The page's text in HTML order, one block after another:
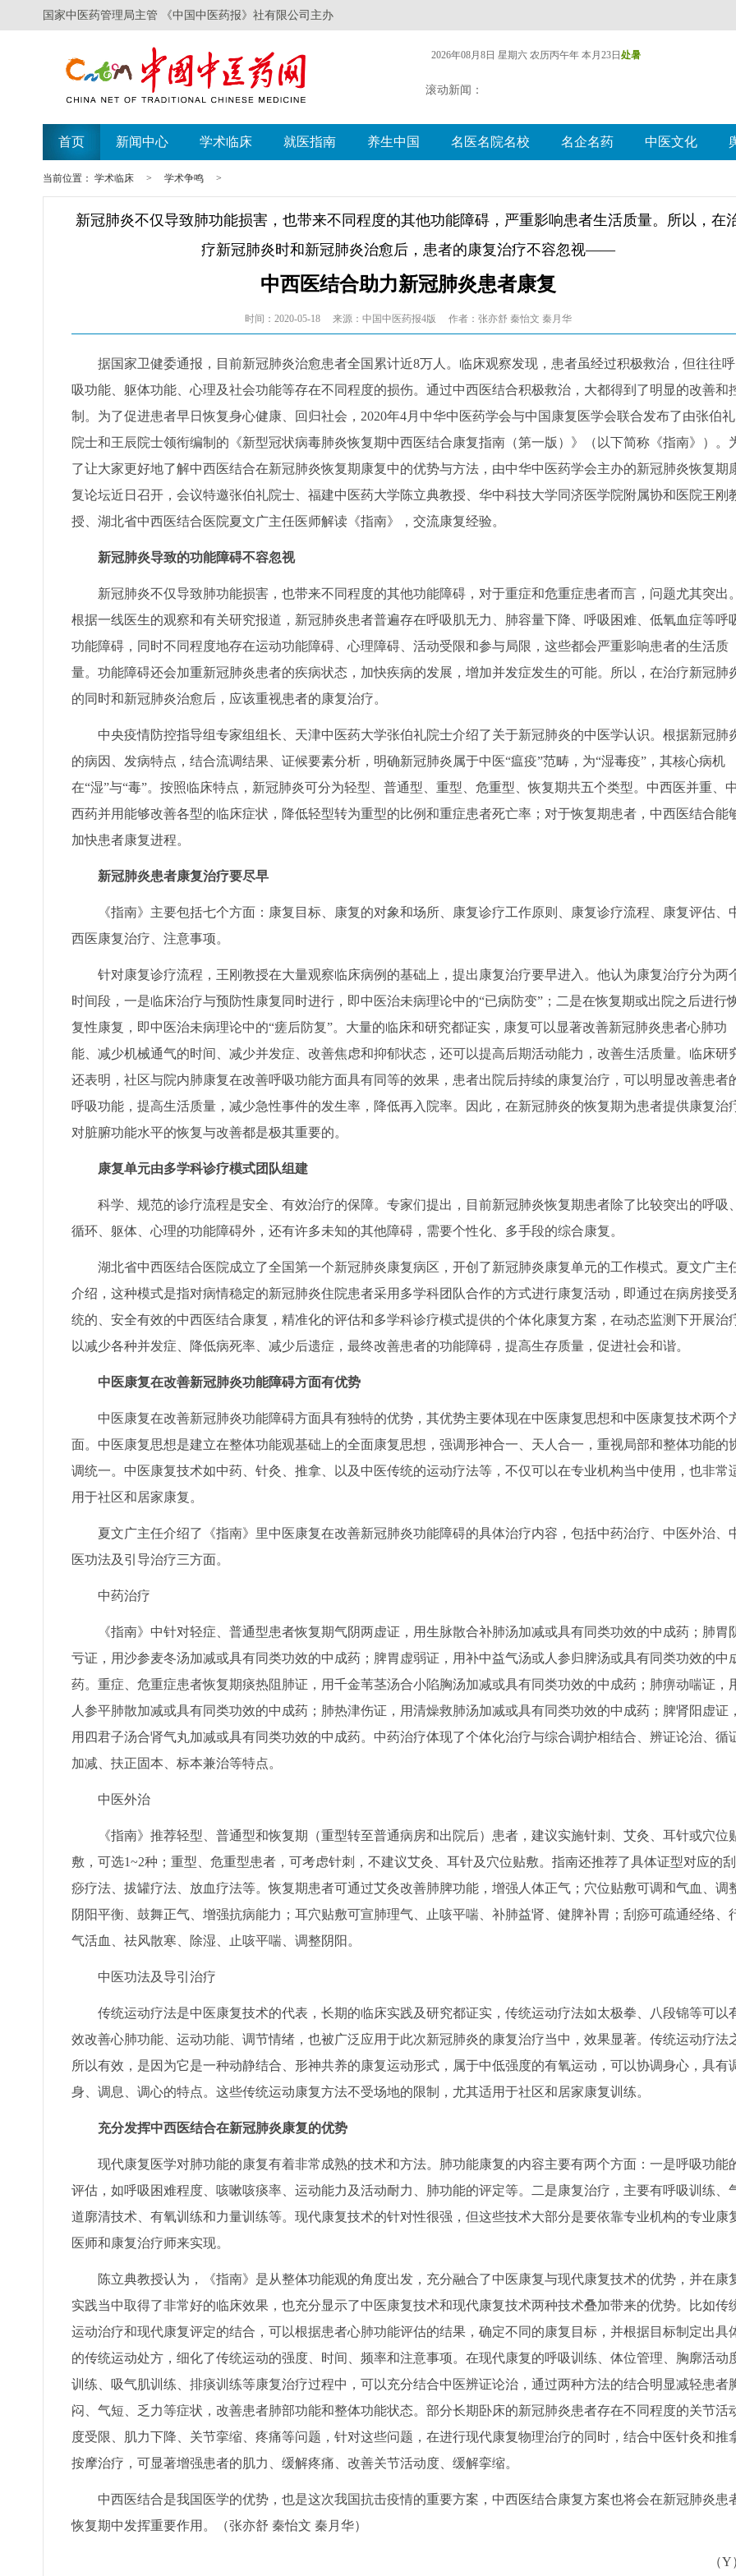
国家中医药管理局主管 《中国中医药报》社有限公司主办
2026年08月8日 星期六 农历丙午年 本月23日 处暑
滚动新闻：
首页 新闻中心 学术临床 就医指南 养生中国 名医名院名校 名企名药 中医文化
当前位置： 学术临床 > 学术争鸣 >
新冠肺炎不仅导致肺功能损害，也带来不同程度的其他功能障碍，严重影响患者生活质量。所以，在
疗新冠肺炎时和新冠肺炎治愈后，患者的康复治疗不容忽视——
中西医结合助力新冠肺炎患者康复
时间：2020-05-18 来源：中国中医药报4版 作者：张亦舒 秦怡文 秦月华
据国家卫健委通报，目前新冠肺炎治愈患者全国累计近8万人。临床观察发现，患者虽经过积极救治，但往往呼
吸功能、躯体功能、心理及社会功能等存在不同程度的损伤。通过中西医结合积极救治，大都得到了明显的改善和
制。为了促进患者早日恢复身心健康、回归社会，2020年4月中华中医药学会与中国康复医学会联合发布了由张伯礼
院士和王辰院士领衔编制的《新型冠状病毒肺炎恢复期中西医结合康复指南（第一版）》（以下简称《指南》）。
了让大家更好地了解中西医结合在新冠肺炎恢复期康复中的优势与方法，由中华中医药学会主办的新冠肺炎恢复期
复论坛近日召开，会议特邀张伯礼院士、福建中医药大学陈立典教授、华中科技大学同济医学院附属协和医院王刚
授、湖北省中西医结合医院夏文广主任医师解读《指南》，交流康复经验。
新冠肺炎导致的功能障碍不容忽视
新冠肺炎不仅导致肺功能损害，也带来不同程度的其他功能障碍，对于重症和危重症患者而言，问题尤其突出。
根据一线医生的观察和有关研究报道，新冠肺炎患者普遍存在呼吸肌无力、肺容量下降、呼吸困难、低氧血症等呼
功能障碍，同时不同程度地存在运动功能障碍、心理障碍、活动受限和参与局限，这些都会严重影响患者的生活质
量。功能障碍还会加重新冠肺炎患者的疾病状态，加快疾病的发展，增加并发症发生的可能。所以，在治疗新冠肺
的同时和新冠肺炎治愈后，应该重视患者的康复治疗。
中央疫情防控指导组专家组组长、天津中医药大学张伯礼院士介绍了关于新冠肺炎的中医学认识。根据新冠肺
的病因、发病特点，结合流调结果、证候要素分析，明确新冠肺炎属于中医“瘟疫”范畴，为“湿毒疫”，其核心病机
在“湿”与“毒”。按照临床特点，新冠肺炎可分为轻型、普通型、重型、危重型、恢复期共五个类型。中西医并重、中
西药并用能够改善各型的临床症状，降低轻型转为重型的比例和重症患者死亡率；对于恢复期患者，中西医结合能
加快患者康复进程。
新冠肺炎患者康复治疗要尽早
《指南》主要包括七个方面：康复目标、康复的对象和场所、康复诊疗工作原则、康复诊疗流程、康复评估、
西医康复治疗、注意事项。
针对康复诊疗流程，王刚教授在大量观察临床病例的基础上，提出康复治疗要早进入。他认为康复治疗分为两
时间段，一是临床治疗与预防性康复同时进行，即中医治未病理论中的“已病防变”；二是在恢复期或出院之后进行
复性康复，即中医治未病理论中的“瘥后防复”。大量的临床和研究都证实，康复可以显著改善新冠肺炎患者心肺功
能、减少机械通气的时间、减少并发症、改善焦虑和抑郁状态，还可以提高后期活动能力，改善生活质量。临床研
还表明，社区与院内肺康复在改善呼吸功能方面具有同等的效果，患者出院后持续的康复治疗，可以明显改善患者
呼吸功能，提高生活质量，减少急性事件的发生率，降低再入院率。因此，在新冠肺炎的恢复期为患者提供康复治
对脏腑功能水平的恢复与改善都是极其重要的。
康复单元由多学科诊疗模式团队组建
科学、规范的诊疗流程是安全、有效治疗的保障。专家们提出，目前新冠肺炎恢复期患者除了比较突出的呼吸、
循环、躯体、心理的功能障碍外，还有许多未知的其他障碍，需要个性化、多手段的综合康复。
湖北省中西医结合医院成立了全国第一个新冠肺炎康复病区，开创了新冠肺炎康复单元的工作模式。夏文广主
介绍，这种模式是指对病情稳定的新冠肺炎住院患者采用多学科团队合作的方式进行康复活动，即通过在病房接受
统的、安全有效的中西医结合康复，精准化的评估和多学科诊疗模式提供的个体化康复方案，在动态监测下开展治
以减少各种并发症、降低病死率、减少后遗症，最终改善患者的功能障碍，提高生存质量，促进社会和谐。
中医康复在改善新冠肺炎功能障碍方面有优势
中医康复在改善新冠肺炎功能障碍方面具有独特的优势，其优势主要体现在中医康复思想和中医康复技术两个
面。中医康复思想是建立在整体功能观基础上的全面康复思想，强调形神合一、天人合一，重视局部和整体功能的
调统一。中医康复技术如中药、针灸、推拿、以及中医传统的运动疗法等，不仅可以在专业机构当中使用，也非常
用于社区和居家康复。
夏文广主任介绍了《指南》里中医康复在改善新冠肺炎功能障碍的具体治疗内容，包括中药治疗、中医外治、
医功法及引导治疗三方面。
中药治疗
《指南》中针对轻症、普通型患者恢复期气阴两虚证，用生脉散合补肺汤加减或具有同类功效的中成药；肺胃
亏证，用沙参麦冬汤加减或具有同类功效的中成药；脾胃虚弱证，用补中益气汤或人参归脾汤或具有同类功效的中
药。重症、危重症患者恢复期痰热阻肺证，用千金苇茎汤合小陷胸汤加减或具有同类功效的中成药；肺痹动喘证，
人参平肺散加减或具有同类功效的中成药；肺热津伤证，用清燥救肺汤加减或具有同类功效的中成药；脾肾阳虚证，
用四君子汤合肾气丸加减或具有同类功效的中成药。中药治疗体现了个体化治疗与综合调护相结合、辨证论治、循
加减、扶正固本、标本兼治等特点。
中医外治
《指南》推荐轻型、普通型和恢复期（重型转至普通病房和出院后）患者，建议实施针刺、艾灸、耳针或穴位
敷，可选1~2种；重型、危重型患者，可考虑针刺，不建议艾灸、耳针及穴位贴敷。指南还推荐了具体证型对应的刮
痧疗法、拔罐疗法、放血疗法等。恢复期患者可通过艾灸改善肺脾功能，增强人体正气；穴位贴敷可调和气血、调
阴阳平衡、鼓舞正气、增强抗病能力；耳穴贴敷可宣肺理气、止咳平喘、补肺益肾、健脾补胃；刮痧可疏通经络、
气活血、祛风散寒、除湿、止咳平喘、调整阴阳。
中医功法及导引治疗
传统运动疗法是中医康复技术的代表，长期的临床实践及研究都证实，传统运动疗法如太极拳、八段锦等可以
效改善心肺功能、运动功能、调节情绪，也被广泛应用于此次新冠肺炎的康复治疗当中，效果显著。传统运动疗法
所以有效，是因为它是一种动静结合、形神共养的康复运动形式，属于中低强度的有氧运动，可以协调身心，具有
身、调息、调心的特点。这些传统运动康复方法不受场地的限制，尤其适用于社区和居家康复训练。
充分发挥中西医结合在新冠肺炎康复的优势
现代康复医学对肺功能的康复有着非常成熟的技术和方法。肺功能康复的内容主要有两个方面：一是呼吸功能
评估，如呼吸困难程度、咳嗽咳痰率、运动能力及活动耐力、肺功能的评定等。二是康复治疗，主要有呼吸训练、
道廓清技术、有氧训练和力量训练等。现代康复技术的针对性很强，但这些技术大部分是要依靠专业机构的专业康
医师和康复治疗师来实现。
陈立典教授认为，《指南》是从整体功能观的角度出发，充分融合了中医康复与现代康复技术的优势，并在康
实践当中取得了非常好的临床效果，也充分显示了中医康复技术和现代康复技术两种技术叠加带来的优势。比如传
运动治疗和现代康复评定的结合，可以根据患者心肺功能评估的结果，确定不同的康复目标，并根据目标制定出具
的传统运动处方，细化了传统运动的强度、时间、频率和注意事项。在现代康复的呼吸训练、体位管理、胸廓活动
训练、吸气肌训练、排痰训练等康复治疗过程中，可以充分结合中医辨证论治，通过两种方法的结合明显减轻患者
闷、气短、乏力等症状，改善患者肺部功能和整体功能状态。部分长期卧床的新冠肺炎患者存在不同程度的关节活
度受限、肌力下降、关节挛缩、疼痛等问题，针对这些问题，在进行现代康复物理治疗的同时，结合中医针灸和推
按摩治疗，可显著增强患者的肌力、缓解疼痛、改善关节活动度、缓解挛缩。
中西医结合是我国医学的优势，也是这次我国抗击疫情的重要方案，中西医结合康复方案也将会在新冠肺炎患
恢复期中发挥重要作用。（张亦舒 秦怡文 秦月华）
（Y